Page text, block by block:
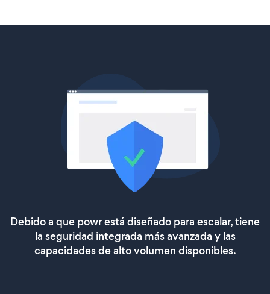
Debido a que powr está diseñado para escalar, tiene
la seguridad integrada más avanzada y las
capacidades de alto volumen disponibles.